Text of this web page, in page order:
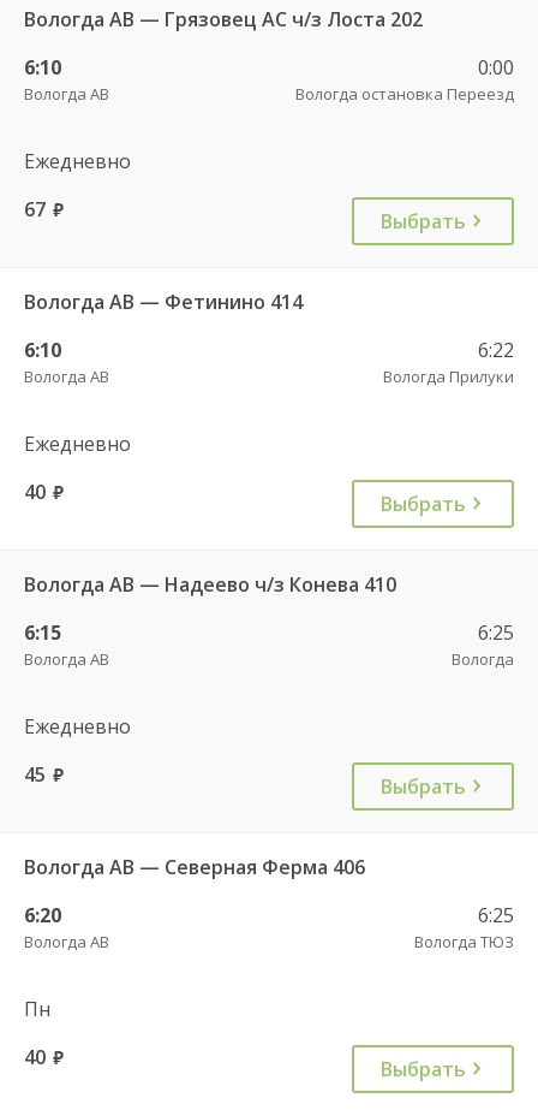
Вологда АВ — Грязовец АС ч/з Лоста 202
6:10
Вологда АВ
0:00
Вологда остановка Переезд
Ежедневно
67 руб. Выбрать
Вологда АВ — Фетинино 414
6:10
Вологда АВ
6:22
Вологда Прилуки
Ежедневно
40 руб. Выбрать
Вологда АВ — Надеево ч/з Конева 410
6:15
Вологда АВ
6:25
Вологда
Ежедневно
45 руб. Выбрать
Вологда АВ — Северная Ферма 406
6:20
Вологда АВ
6:25
Вологда ТЮЗ
Пн
40 руб. Выбрать